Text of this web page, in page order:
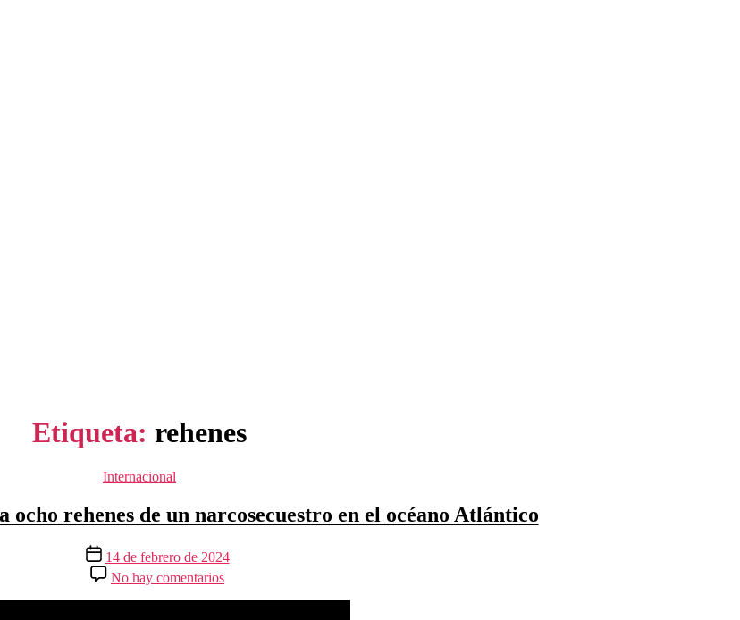
Etiqueta: rehenes
Categorías
Internacional
rehenes de un narcosecuestro en el océano Atlántico
Fecha
de
la
entrada
14 de febrero de 2024
No hay comentarios
La
Policía